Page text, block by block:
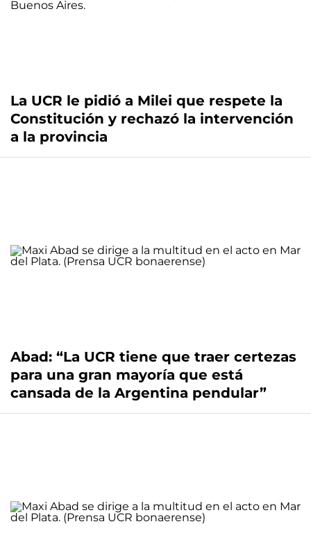
La UCR le pidió a Milei que respete la
Constitución y rechazó la intervención
a la provincia
Abad: “La UCR tiene que traer certezas
para una gran mayoría que está
cansada de la Argentina pendular”